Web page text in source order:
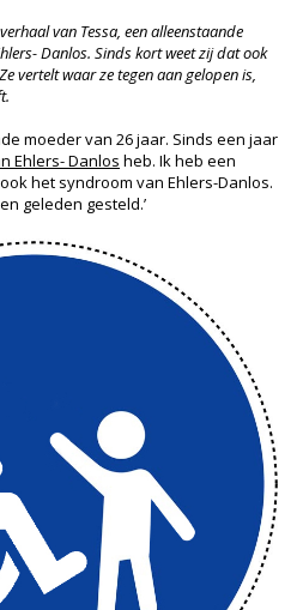
van Tessa, een alleenstaande
Danlos. Sinds kort weet zij dat ook
vertelt waar ze tegen aan gelopen is,
moeder van 26 jaar. Sinds een jaar
Ehlers- Danlos heb. Ik heb een
het syndroom van Ehlers-Danlos.
geleden gesteld.’